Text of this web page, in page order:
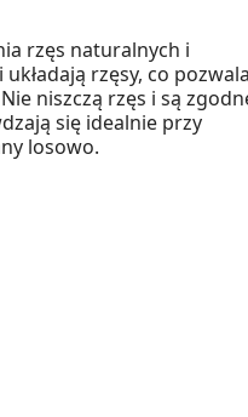
rzęs naturalnych i
rzęsy, co pozwala
niszczą rzęs i są
się idealnie przy
losowo.